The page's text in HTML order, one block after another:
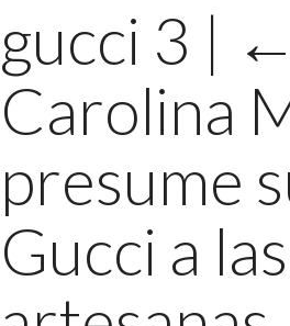
gucci 3 | ←
Carolina
presume
Gucci a las